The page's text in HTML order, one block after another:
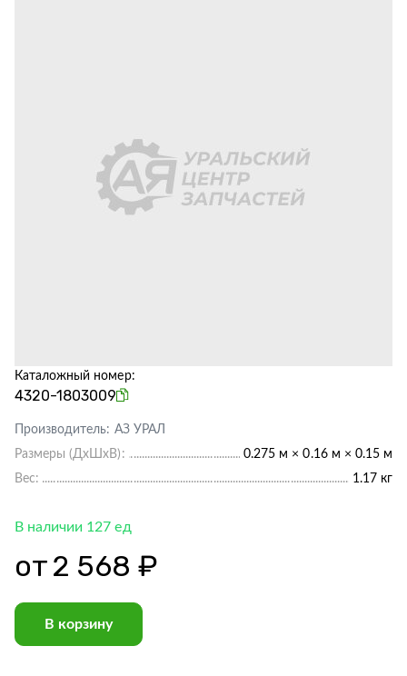
Каталожный номер:
4320-1803009
Производитель: АЗ УРАЛ
Размеры (ДхШхВ):
0.275 м × 0.16 м × 0.15 м
Вес:
1.17 кг
В наличии 127 ед
от2 568 ₽
В корзину